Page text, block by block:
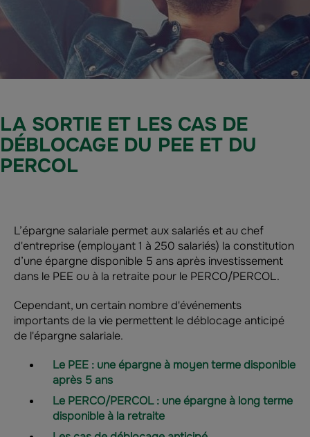
LA SORTIE ET LES CAS DE
DÉBLOCAGE DU PEE ET DU
PERCOL
L’épargne salariale permet aux salariés et au chef
d'entreprise (employant 1 à 250 salariés) la constitution
d’une épargne disponible 5 ans après investissement
dans le PEE ou à la retraite pour le PERCO/PERCOL.
Cependant, un certain nombre d'événements
importants de la vie permettent le déblocage anticipé
de l'épargne salariale.
Le PEE : une épargne à moyen terme disponible
après 5 ans
Le PERCO/PERCOL : une épargne à long terme
disponible à la retraite